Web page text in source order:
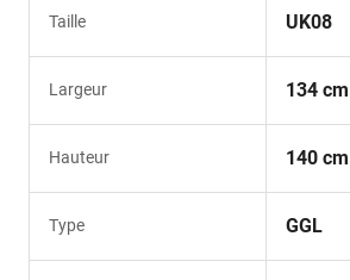
Taille UK08
Largeur 134 cm
Hauteur 140 cm
Type GGL